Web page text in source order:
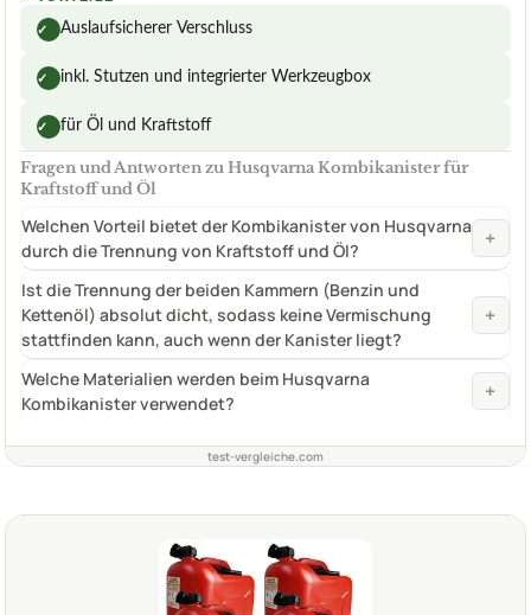
✓ Auslaufsicherer Verschluss
✓ inkl. Stutzen und integrierter Werkzeugbox
✓ für Öl und Kraftstoff
Fragen und Antworten zu Husqvarna Kombikanister für
Kraftstoff und Öl
Welchen Vorteil bietet der Kombikanister von Husqvarna
durch die Trennung von Kraftstoff und Öl?
+
Ist die Trennung der beiden Kammern (Benzin und
Kettenöl) absolut dicht, sodass keine Vermischung
stattfinden kann, auch wenn der Kanister liegt?
+
Welche Materialien werden beim Husqvarna
Kombikanister verwendet?
+
test-vergleiche.com